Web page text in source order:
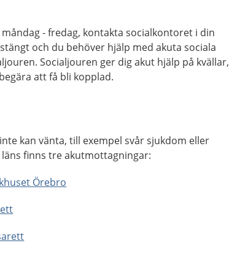
- fredag, kontakta socialkontoret i din
och du be­hö­ver hjälp med aku­ta so­ci­a­la
So­ci­al­jou­ren ger dig akut hjälp på kväl­lar,
att få bli kopplad.
kan vänta, till exempel svår sjukdom eller
läns finns tre akutmottagningar:
Örebro